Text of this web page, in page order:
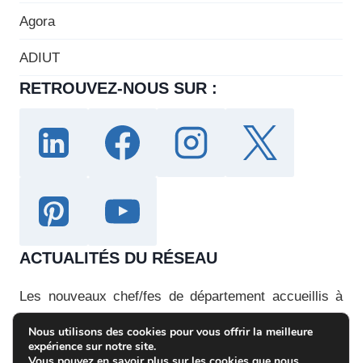
Agora
ADIUT
RETROUVEZ-NOUS SUR :
ACTUALITÉS DU RÉSEAU
Les nouveaux chef/fes de département accueillis à
l’ACD de Toulon (juin 2025)
Les nouveaux chefs de département / Angoulême
Nous utilisons des cookies pour vous offrir la meilleure
expérience sur notre site.